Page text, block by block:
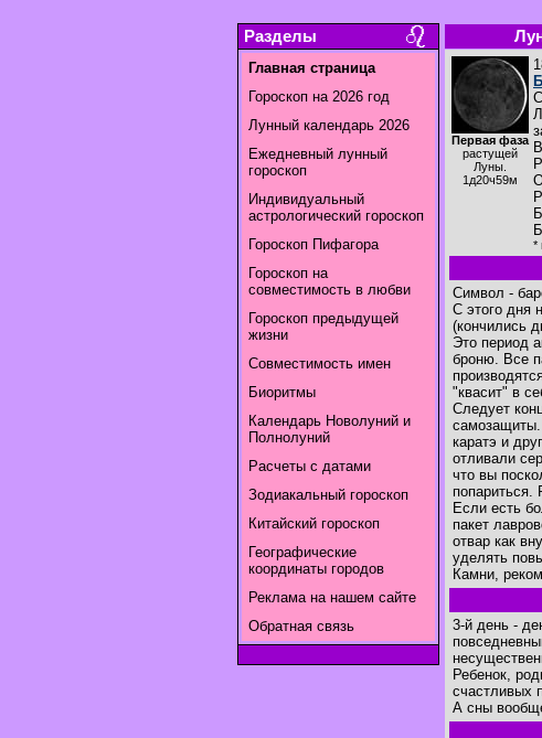
Разделы
Главная страница
Гороскоп на 2026 год
Лунный календарь 2026
Ежедневный лунный
гороскоп
Индивидуальный
астрологический гороскоп
Гороскоп Пифагора
Гороскоп на
совместимость в любви
Гороскоп предыдущей
жизни
Совместимость имен
Биоритмы
Календарь Новолуний и
Полнолуний
Расчеты с датами
Зодиакальный гороскоп
Китайский гороскоп
Географические
координаты городов
Реклама на нашем сайте
Обратная связь
Первая фаза
растущей
Луны.
1д20ч59м
*
Символ -
С этого дня
(кончились
Это период
броню. Все
"квасит" в
Следует
самозащиты.
каратэ и
отливали
что вы
попариться.
Если есть
пакет
отвар как
уделять
Камни,
3-й день -
Ребенок,
счастливых
А сны